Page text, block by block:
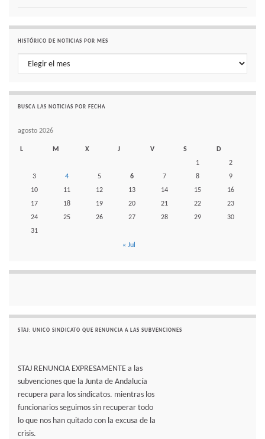
HISTÓRICO DE NOTICIAS POR MES
Histórico de noticias por mes
BUSCA LAS NOTICIAS POR FECHA
agosto 2026
L M X J V S
D
1
2
3
4 5 6 7 8
9
10
11 12 13 14 15
16
17
18 19 20 21 22
23
24
25 26 27 28 29
30
31
« Jul
STAJ: UNICO SINDICATO QUE RENUNCIA A LAS SUBVENCIONES
STAJ RENUNCIA EXPRESAMENTE a las
subvenciones que la Junta de Andalucía
recupera para los sindicatos. mientras los
funcionarios seguimos sin recuperar todo
lo que nos han quitado con la excusa de la
crisis.